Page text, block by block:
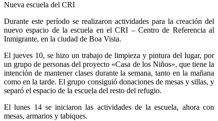
Nueva escuela del CRI
Durante este período se realizaron actividades para la creación del
nuevo espacio de la escuela en el CRI – Centro de Referencia al
Inmigrante, en la ciudad de Boa Vista.
El jueves 10, se hizo un trabajo de limpieza y pintura del lugar, por
un grupo de personas del proyecto «Casa de los Niños», que tiene la
intención de mantener clases durante la semana, tanto en la mañana
como en la tarde. El grupo consiguió donaciones de mesas y sillas, y
separó el espacio de la escuela del resto del refugio.
El lunes 14 se iniciaron las actividades de la escuela, ahora con
mesas, armarios y tabiques.